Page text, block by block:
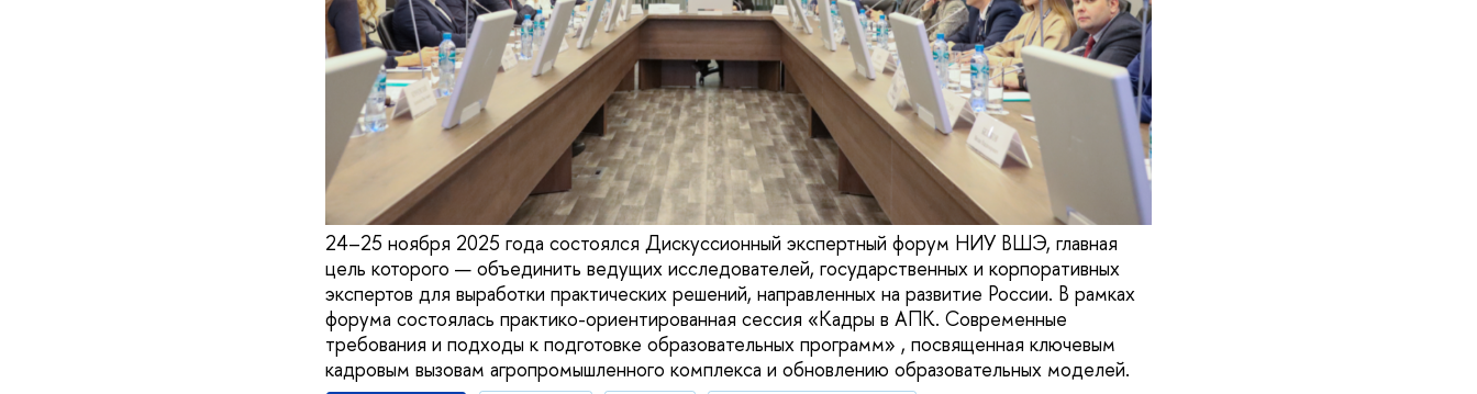
24–25 ноября 2025 года состоялся Дискуссионный экспертный форум НИУ ВШЭ, главная
цель которого — объединить ведущих исследователей, государственных и корпоративных
экспертов для выработки практических решений, направленных на развитие России. В рамках
форума состоялась практико-ориентированная сессия «Кадры в АПК. Современные
требования и подходы к подготовке образовательных программ» , посвященная ключевым
кадровым вызовам агропромышленного комплекса и обновлению образовательных моделей.